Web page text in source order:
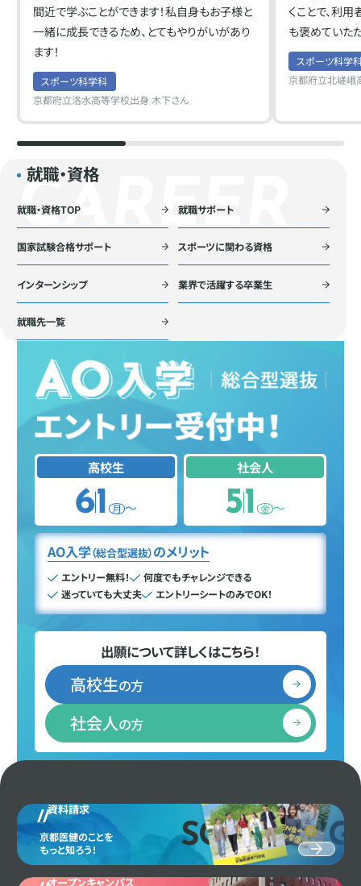
間近で学ぶことができます！私自身もお子様と
一緒に成長できるため、とてもやりがいがあり
ます！
スポーツ科学科
京都府立洛水高等学校出身 木下さん
くことで、利
も褒めていた
スポーツ科学
京都府立北嵯峨
就職・資格
就職・資格TOP 就職サポート
国家試験合格サポート スポーツに関わる資格
インターンシップ 業界で活躍する卒業生
就職先一覧
高校生
61 月 〜
社会人
51 金 〜
AO入学（総合型選抜）のメリット
エントリー無料！
何度でもチャレンジできる
迷っていても大丈夫
エントリーシートのみでOK！
出願について詳しくはこちら！
高校生の方
社会人の方
SCHOOL
資料請求
京都医健のことを
もっと知ろう！
オープンキャンパス